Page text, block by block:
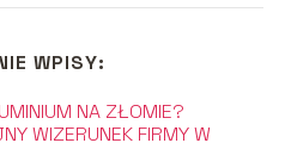
WPISY:
NA ZŁOMIE?
WIZERUNEK FIRMY W